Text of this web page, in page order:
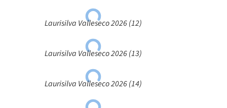
Laurisilva Valleseco 2026 (12)
Laurisilva Valleseco 2026 (13)
Laurisilva Valleseco 2026 (14)